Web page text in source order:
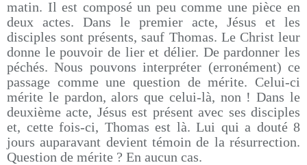
matin. Il est composé un peu comme une pièce en
deux actes. Dans le premier acte, Jésus et les
disciples sont présents, sauf Thomas. Le Christ leur
donne le pouvoir de lier et délier. De pardonner les
péchés. Nous pouvons interpréter (erronément) ce
passage comme une question de mérite. Celui-ci
mérite le pardon, alors que celui-là, non ! Dans le
deuxième acte, Jésus est présent avec ses disciples
et, cette fois-ci, Thomas est là. Lui qui a douté 8
jours auparavant devient témoin de la résurrection.
Question de mérite ? En aucun cas.